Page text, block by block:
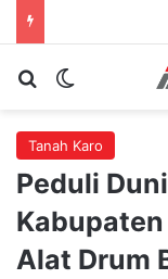
Cari berita...Switch skin
Tanah Karo
Peduli
Alat Drum